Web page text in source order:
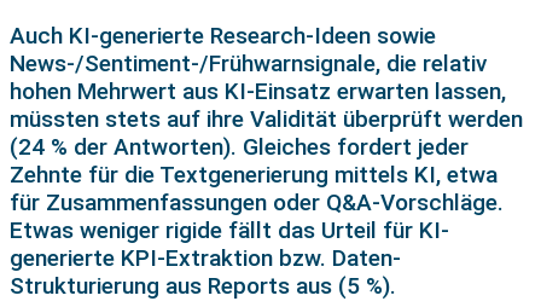
Auch KI-generierte Research-Ideen sowie
News-/Sentiment-/Frühwarnsignale, die relativ
hohen Mehrwert aus KI-Einsatz erwarten lassen,
müssten stets auf ihre Validität überprüft werden
(24 % der Antworten). Gleiches fordert jeder
Zehnte für die Textgenerierung mittels KI, etwa
für Zusammenfassungen oder Q&A-Vorschläge.
Etwas weniger rigide fällt das Urteil für KI-
generierte KPI-Extraktion bzw. Daten-
Strukturierung aus Reports aus (5 %).